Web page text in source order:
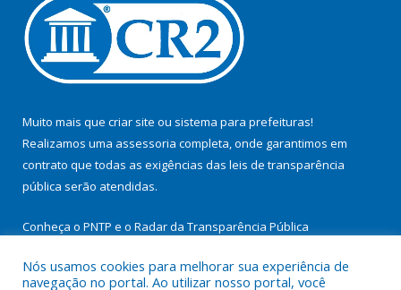
Muito mais que criar site ou sistema para prefeituras!
Realizamos uma assessoria completa, onde garantimos em
contrato que todas as exigências das leis de transparência
pública serão atendidas.
Conheça o PNTP e o Radar da Transparência Pública
Nós usamos cookies para melhorar sua experiência de
navegação no portal. Ao utilizar nosso portal, você